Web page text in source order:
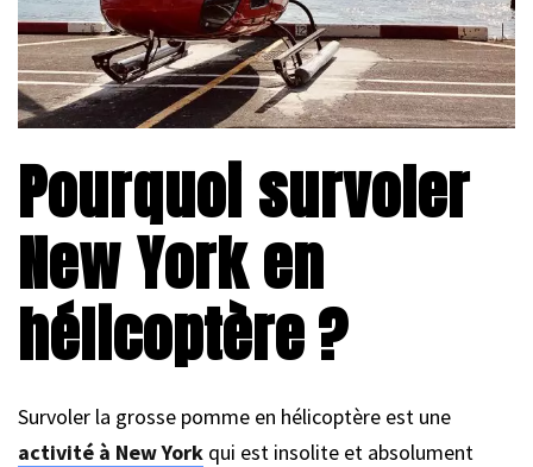
Pourquoi survoler
New York en
hélicoptère ?
Survoler la grosse pomme en hélicoptère est une
activité à New York qui est insolite et absolument